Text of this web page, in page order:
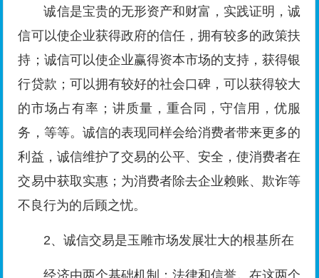
诚信是宝贵的无形资产和财富，实践证明，诚
信可以使企业获得政府的信任，拥有较多的政策扶
持；诚信可以使企业赢得资本市场的支持，获得银
行贷款；可以拥有较好的社会口碑，可以获得较大
的市场占有率；讲质量，重合同，守信用，优服
务，等等。诚信的表现同样会给消费者带来更多的
利益，诚信维护了交易的公平、安全，使消费者在
交易中获取实惠；为消费者除去企业赖账、欺诈等
不良行为的后顾之忧。
2、诚信交易是玉雕市场发展壮大的根基所在